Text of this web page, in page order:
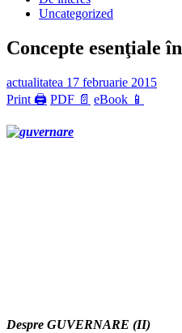
Uncategorized
Concepte esenţiale
actualitatea 17 februarie 2015
Print 🖨 PDF 📄 eBook 📱
Despre GUVERNARE (II)